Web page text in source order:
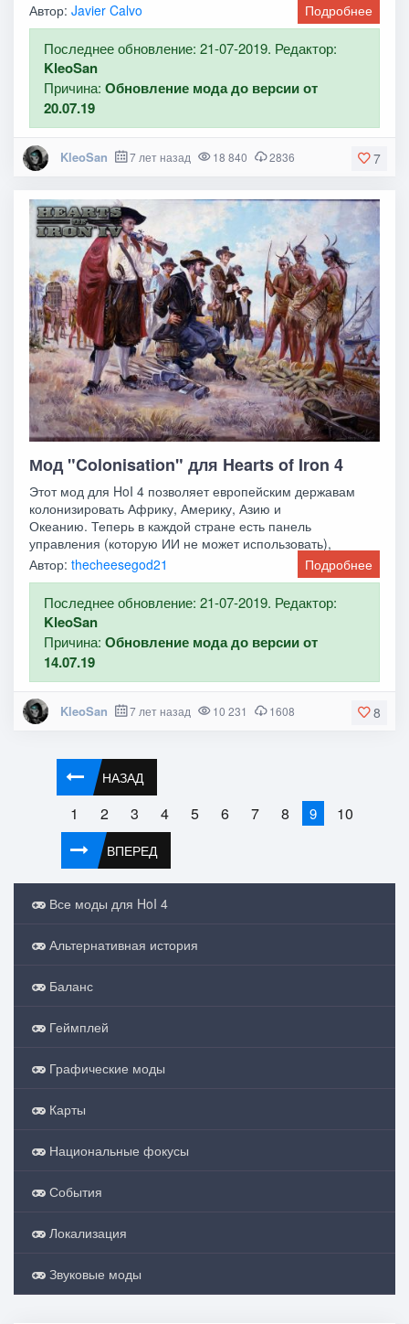
Автор:Javier Calvo Подробнее
Последнее обновление: 21-07-2019. Редактор:
KleoSan
Причина:Обновление мода до версии от
20.07.19
7
KleoSan 7 лет назад 18 840 2836
Мод "Colonisation" для Hearts of Iron 4
Этот мод для HoI 4 позволяет европейским державам
колонизировать Африку, Америку, Азию и
Океанию. Теперь в каждой стране есть панель
управления (которую ИИ не может использовать),
которая позволяет
Автор:thecheesegod21 Подробнее
Последнее обновление: 21-07-2019. Редактор:
KleoSan
Причина:Обновление мода до версии от
14.07.19
8
KleoSan 7 лет назад 10 231 1608
НАЗАД
1 2 3 4 5 6 7 8 9 10
ВПЕРЕД
Все моды для HoI 4
Альтернативная история
Баланс
Геймплей
Графические моды
Карты
Национальные фокусы
События
Локализация
Звуковые моды